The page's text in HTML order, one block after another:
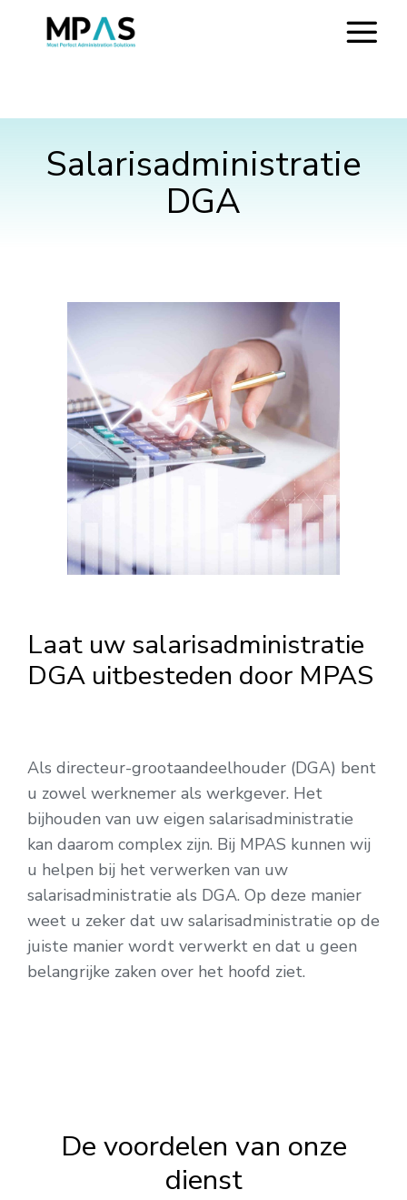
Salarisadministratie
DGA
Laat uw salarisadministratie
DGA uitbesteden door MPAS
Als directeur-grootaandeelhouder (DGA) bent
u zowel werknemer als werkgever. Het
bijhouden van uw eigen salarisadministratie
kan daarom complex zijn. Bij MPAS kunnen wij
u helpen bij het verwerken van uw
salarisadministratie als DGA. Op deze manier
weet u zeker dat uw salarisadministratie op de
juiste manier wordt verwerkt en dat u geen
belangrijke zaken over het hoofd ziet.
De voordelen van onze
dienst